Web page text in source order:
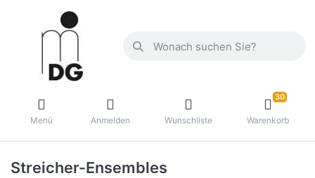
Menü Anmelden Wunschliste
30
Warenkorb
Streicher-Ensembles